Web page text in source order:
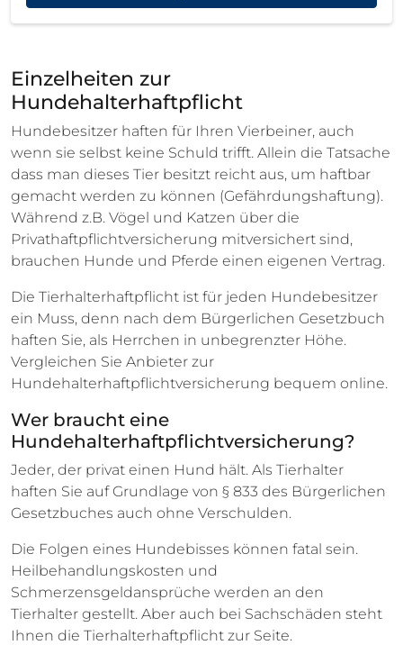
Einzelheiten zur
Hundehalterhaftpflicht
Hundebesitzer haften für Ihren Vierbeiner, auch
wenn sie selbst keine Schuld trifft. Allein die Tatsache
dass man dieses Tier besitzt reicht aus, um haftbar
gemacht werden zu können (Gefährdungshaftung).
Während z.B. Vögel und Katzen über die
Privathaftpflichtversicherung mitversichert sind,
brauchen Hunde und Pferde einen eigenen Vertrag.
Die Tierhalterhaftpflicht ist für jeden Hundebesitzer
ein Muss, denn nach dem Bürgerlichen Gesetzbuch
haften Sie, als Herrchen in unbegrenzter Höhe.
Vergleichen Sie Anbieter zur
Hundehalterhaftpflichtversicherung bequem online.
Wer braucht eine
Hundehalterhaftpflichtversicherung?
Jeder, der privat einen Hund hält. Als Tierhalter
haften Sie auf Grundlage von § 833 des Bürgerlichen
Gesetzbuches auch ohne Verschulden.
Die Folgen eines Hundebisses können fatal sein.
Heilbehandlungskosten und
Schmerzensgeldansprüche werden an den
Tierhalter gestellt. Aber auch bei Sachschäden steht
Ihnen die Tierhalterhaftpflicht zur Seite.